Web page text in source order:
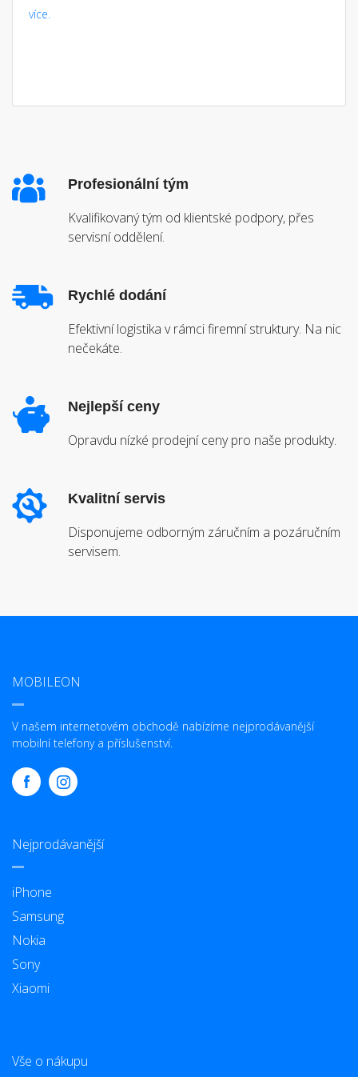
více.
Profesionální tým
Kvalifikovaný tým od klientské podpory, přes
servisní oddělení.
Rychlé dodání
Efektivní logistika v rámci firemní struktury. Na nic
nečekáte.
Nejlepší ceny
Opravdu nízké prodejní ceny pro naše produkty.
Kvalitní servis
Disponujeme odborným záručním a pozáručním
servisem.
MOBILEON
V našem internetovém obchodě nabízíme nejprodávanější
mobilní telefony a příslušenství.
Nejprodávanější
iPhone
Samsung
Nokia
Sony
Xiaomi
Vše o nákupu